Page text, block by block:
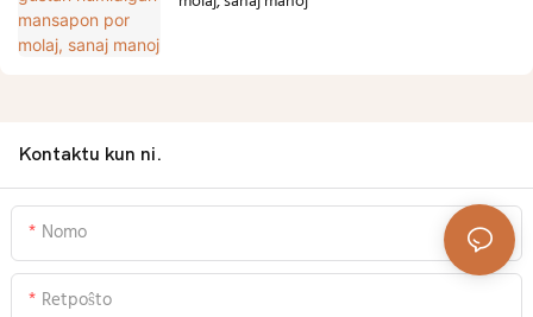
Kontaktu kun ni.
Nomo
Retpoŝto